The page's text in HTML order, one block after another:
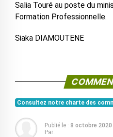
Salia Touré au poste du
Formation Professionnelle.
Siaka DIAMOUTENE
Consultez notre charte des
Publié le : 8 octobre 2020
Par: